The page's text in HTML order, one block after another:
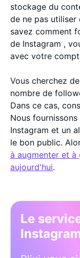
stockage du
de ne pas utiliser
savez comment
de Instagram ,
avec votre
Vous cherchez
nombre de
Dans ce cas,
Nous
Instagram et un
le bon public.
à augmenter et à
aujourd'hui.
Le